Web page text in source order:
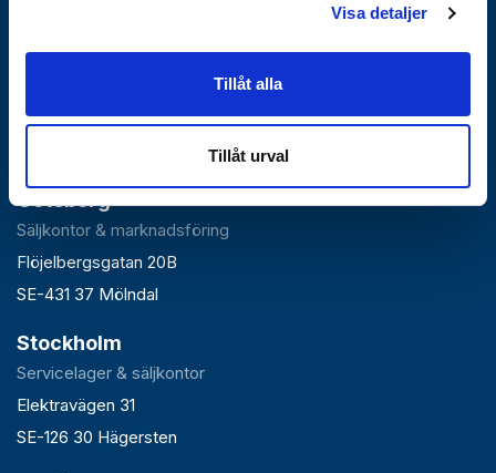
Visa detaljer
Tillåt alla
Tillåt urval
Falun
Huvudlager, kontor & växel
Roxnäsvägen 14
Göteborg
Säljkontor & marknadsföring
Flöjelbergsgatan 20B
SE-431 37 Mölndal
Stockholm
Servicelager & säljkontor
Elektravägen 31
SE-126 30 Hägersten